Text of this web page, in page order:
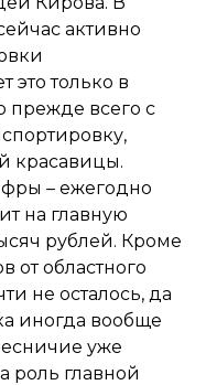
активно
это только в
прежде всего с
красавицы.
– ежегодно
на главную
рублей. Кроме
от областного
не осталось, да
иногда вообще
уже
роль главной